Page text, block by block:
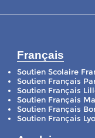
Français
Soutien Scolaire
Soutien Français
Soutien Français
Soutien Français
Soutien Français
Soutien Français